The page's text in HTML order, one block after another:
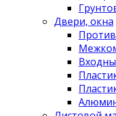
Двери, окна